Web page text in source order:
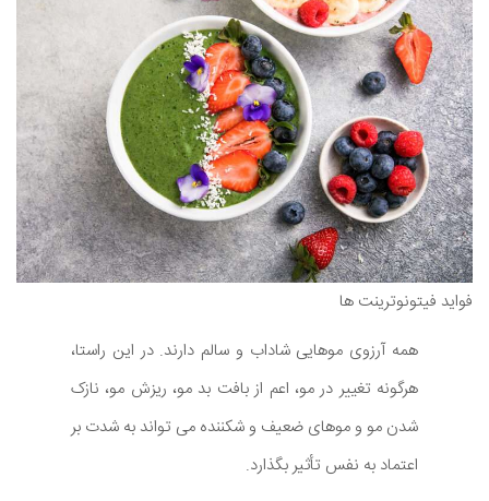
فواید فیتونوترینت ها
همه آرزوی موهایی شاداب و سالم دارند. در این راستا،
هرگونه تغییر در مو، اعم از بافت بد مو، ریزش مو، نازک
شدن مو و موهای ضعیف و شکننده می تواند به شدت بر
اعتماد به نفس تأثیر بگذارد.